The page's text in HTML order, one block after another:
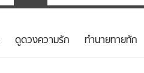
ดูดวง - ตรวจหวย
ดูดวงความรัก ทํานายทายทัก